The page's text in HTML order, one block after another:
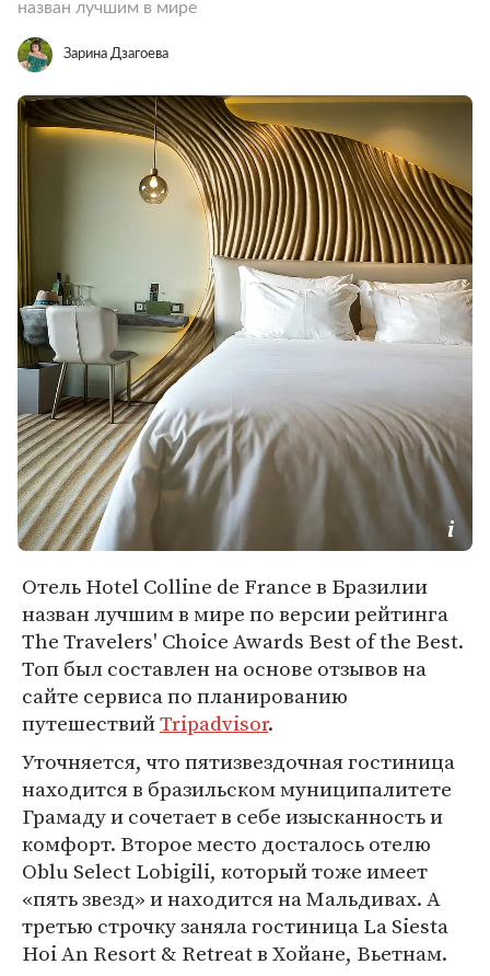
назван лучшим в мире
Зарина Дзагоева
Отель Hotel Colline de France в Бразилии
назван лучшим в мире по версии рейтинга
The Travelers' Choice Awards Best of the Best.
Топ был составлен на основе отзывов на
сайте сервиса по планированию
путешествийTripadvisor.
Уточняется, что пятизвездочная гостиница
находится в бразильском муниципалитете
Грамаду и сочетает в себе изысканность и
комфорт. Второе место досталось отелю
Oblu Select Lobigili, который тоже имеет
«пять звезд» и находится на Мальдивах. А
третью строчку заняла гостиница La Siesta
Hoi An Resort & Retreat в Хойане, Вьетнам.